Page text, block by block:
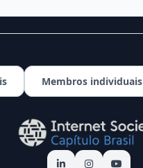
Membros individuais